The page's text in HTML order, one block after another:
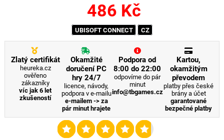
486 Kč
UBISOFT CONNECT CZ
Zlatý certifikát
heureka.cz
ověřeno
zákazníky
víc jak 6 let
zkušeností
Okamžité
doručení PC
hry 24/7
licence, návody,
podpora v e-mailu
e-mailem -> za
pár minut hrajete
Podpora od
8:00 do 22:00
odpovíme do pár
minut
info@tbgames.cz
Kartou,
okamžitým
převodem
platby přes české
brány a účet
garantované
bezpečné platby